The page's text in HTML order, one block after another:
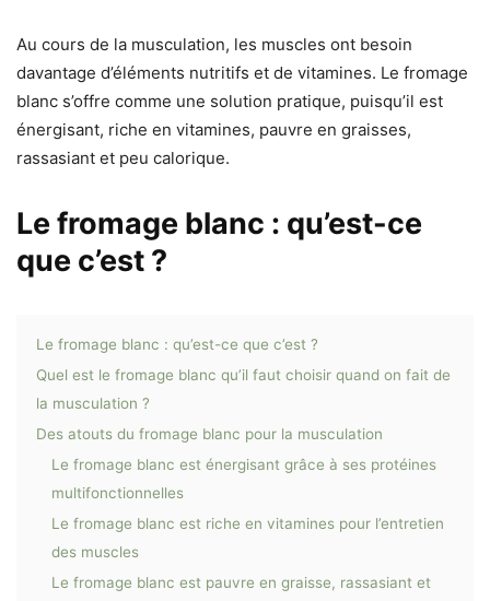
Au cours de la musculation, les muscles ont besoin
davantage d’éléments nutritifs et de vitamines. Le fromage
blanc s’offre comme une solution pratique, puisqu’il est
énergisant, riche en vitamines, pauvre en graisses,
rassasiant et peu calorique.
Le fromage blanc : qu’est-ce
que c’est ?
Le fromage blanc : qu’est-ce que c’est ?
Quel est le fromage blanc qu’il faut choisir quand on fait de
la musculation ?
Des atouts du fromage blanc pour la musculation
Le fromage blanc est énergisant grâce à ses protéines
multifonctionnelles
Le fromage blanc est riche en vitamines pour l’entretien
des muscles
Le fromage blanc est pauvre en graisse, rassasiant et